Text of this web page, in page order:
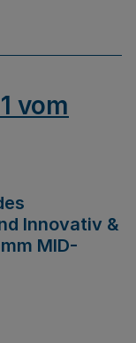
vom
Innovativ &
MID-